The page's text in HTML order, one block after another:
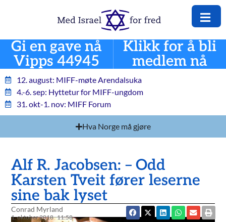
Gi en gave nå
Vipps 44945
Klikk for å bli
medlem nå
12. august: MIFF-møte Arendalsuka
4.-6. sep: Hyttetur for MIFF-ungdom
31. okt-1. nov: MIFF Forum
Hva Norge må gjøre
Alf R. Jacobsen: – Odd
Karsten Tveit fører leserne
sine bak lyset
Conrad Myrland
1. oktober 2018 11:58